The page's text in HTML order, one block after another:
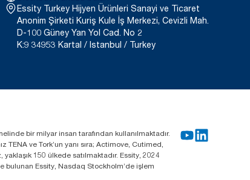
Essity Turkey Hijyen Ürünleri Sanayi ve Ticaret
Anonim Şirketi Kuriş Kule İş Merkezi, Cevizli Mah.
D-100 Güney Yan Yol Cad. No 2
K:9 34953 Kartal / Istanbul / Turkey
bir milyar insan tarafından kullanılmaktadır.
TENA ve Tork’un yanı sıra; Actimove, Cutimed,
150 ülkede satılmaktadır. Essity, 2024
bulunan Essity, Nasdaq Stockholm’de işlem